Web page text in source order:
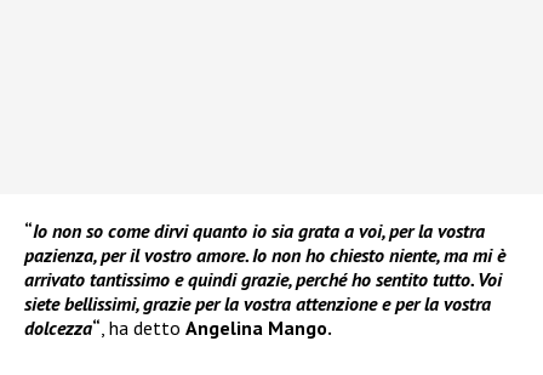
“Io non so come dirvi quanto io sia grata a voi, per la vostra
pazienza, per il vostro amore. Io non ho chiesto niente, ma mi è
arrivato tantissimo e quindi grazie, perché ho sentito tutto. Voi
siete bellissimi, grazie per la vostra attenzione e per la vostra
dolcezza“ , ha detto Angelina Mango.